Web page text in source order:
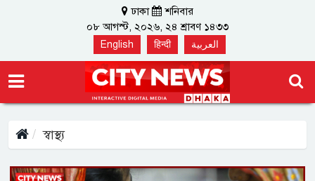
ঢাকা
শনিবার
০৮ আগস্ট, ২০২৬, ২৪ শ্রাবণ ১৪৩৩
English हिन्दी العربية
স্বাস্থ্য